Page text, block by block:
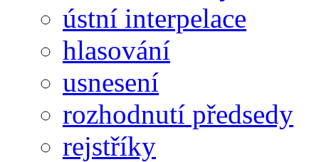
ústní interpelace
hlasování
usnesení
rozhodnutí předsedy
rejstříky